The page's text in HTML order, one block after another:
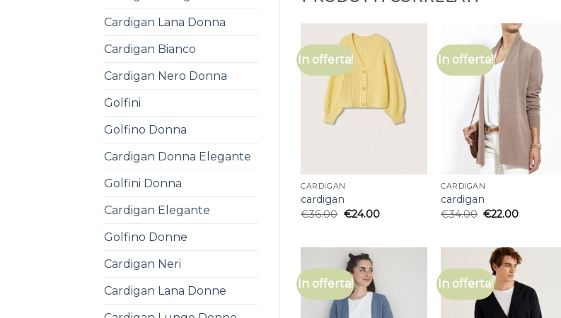
Cardigan Lana Donna
Cardigan Bianco
Cardigan Nero Donna
Golfini
Golfino Donna
Cardigan Donna Elegante
Golfini Donna
Cardigan Elegante
Golfino Donne
Cardigan Neri
Cardigan Lana Donne
In offerta!
CARDIGAN
cardigan
€36.00 €24.00
In offerta!
CARDIGAN
cardigan
€34.00 €22.00
In offerta! In offerta!